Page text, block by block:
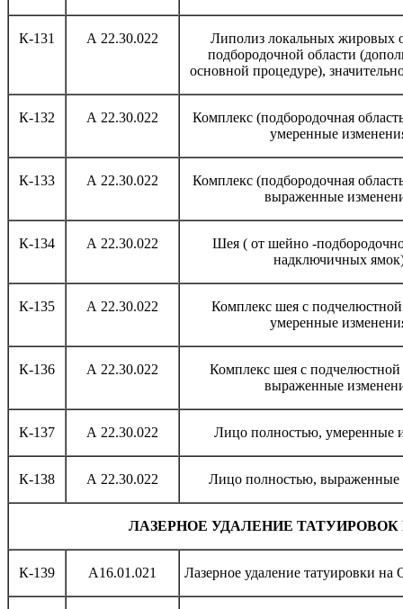
К-131 А 22.30.022
Липолиз локальных жировых
подбородочной области
основной процедуре),
К-132 А 22.30.022
Комплекс (подбородочная
умеренные
К-133 А 22.30.022
Комплекс (подбородочная
выраженные
К-134 А 22.30.022
Шея ( от шейно -
надключичных
К-135 А 22.30.022
Комплекс шея с
умеренные
К-136 А 22.30.022
Комплекс шея с подчелюстной
выраженные
К-137 А 22.30.022 Лицо полностью, умеренные
К-138 А 22.30.022 Лицо полностью, выраженные
ЛАЗЕРНОЕ УДАЛЕНИЕ
К-139 A16.01.021 Лазерное удаление татуировки на